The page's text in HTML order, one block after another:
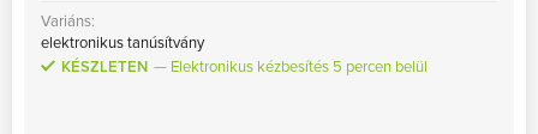
Variáns:
elektronikus tanúsítvány
KÉSZLETEN
Elektronikus kézbesítés 5 percen belül